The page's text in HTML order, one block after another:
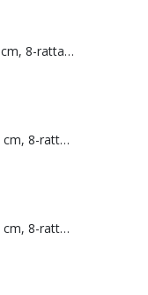
Reisikohver 68 cm, 8-rattaline, must, laiendatav, TSA koodlukk, Samsonite Upscape
Kõvakohver 55 cm, 8-rattaline, must, TSA koodlukk, American Tourister Air Move
Kõvakohver 55 cm, 8-rattaline, sinine (Midnight Navy) TSA koodlukk, American Tourister Airconic